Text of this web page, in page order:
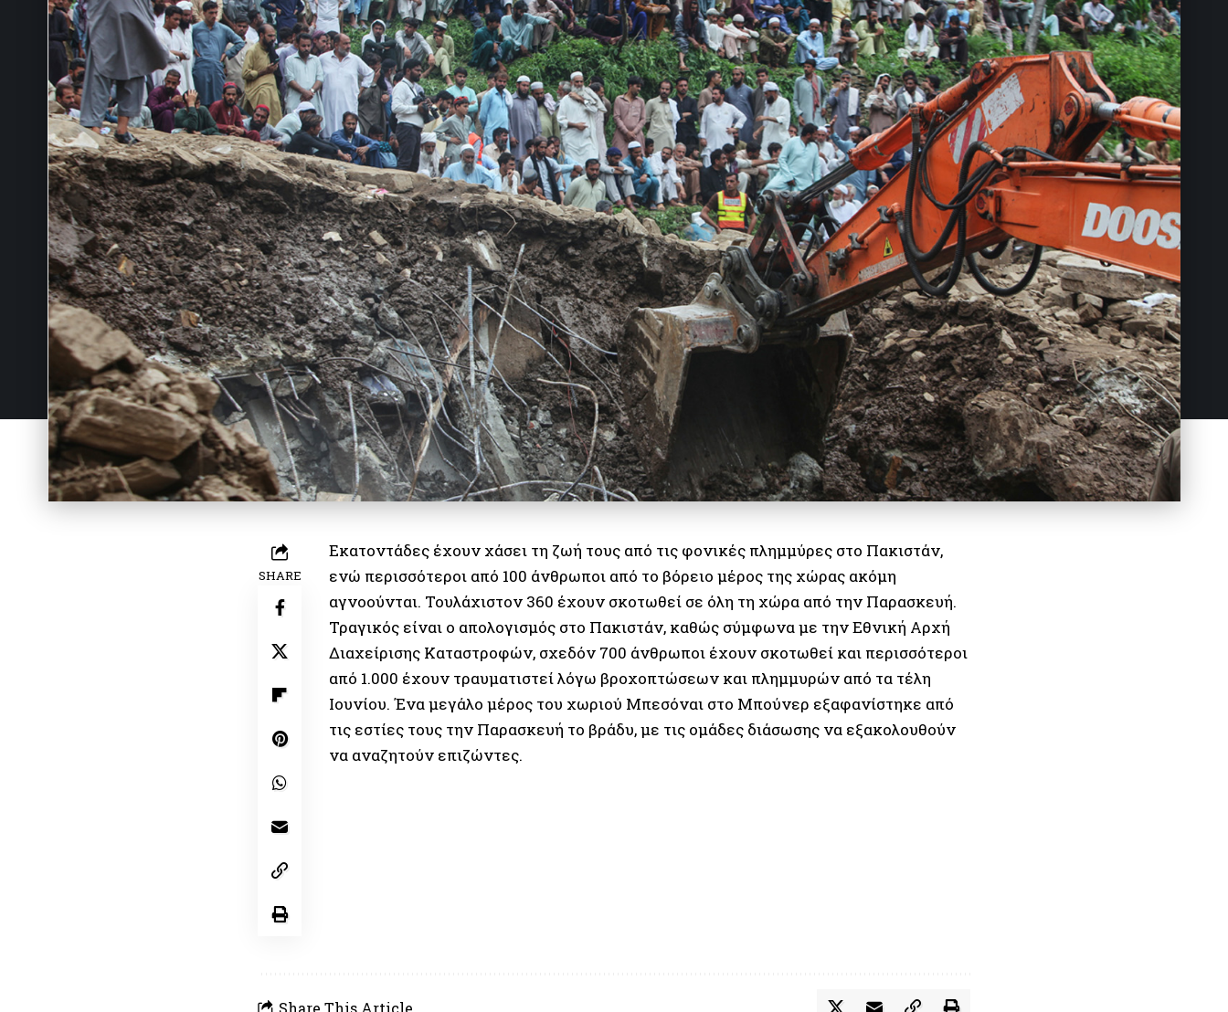
SHARE
Εκατοντάδες έχουν χάσει τη ζωή τους από τις φονικές πλημμύρες στο Πακιστάν,
ενώ περισσότεροι από 100 άνθρωποι από το βόρειο μέρος της χώρας ακόμη
αγνοούνται. Τουλάχιστον 360 έχουν σκοτωθεί σε όλη τη χώρα από την Παρασκευή.
Τραγικός είναι ο απολογισμός στο Πακιστάν, καθώς σύμφωνα με την Εθνική Αρχή
Διαχείρισης Καταστροφών, σχεδόν 700 άνθρωποι έχουν σκοτωθεί και περισσότεροι
από 1.000 έχουν τραυματιστεί λόγω βροχοπτώσεων και πλημμυρών από τα τέλη
Ιουνίου. Ένα μεγάλο μέρος του χωριού Μπεσόναι στο Μπούνερ εξαφανίστηκε από
τις εστίες τους την Παρασκευή το βράδυ, με τις ομάδες διάσωσης να εξακολουθούν
να αναζητούν επιζώντες.
Share This Article